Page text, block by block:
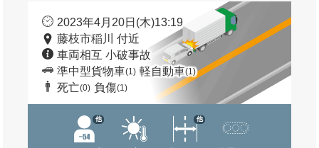
2023年4月20日(木)13:19
藤枝市稲川 付近
車両相互 小破事故
準中型貨物車(1) 軽自動車(1)
死亡(0) 負傷(1)
他 他